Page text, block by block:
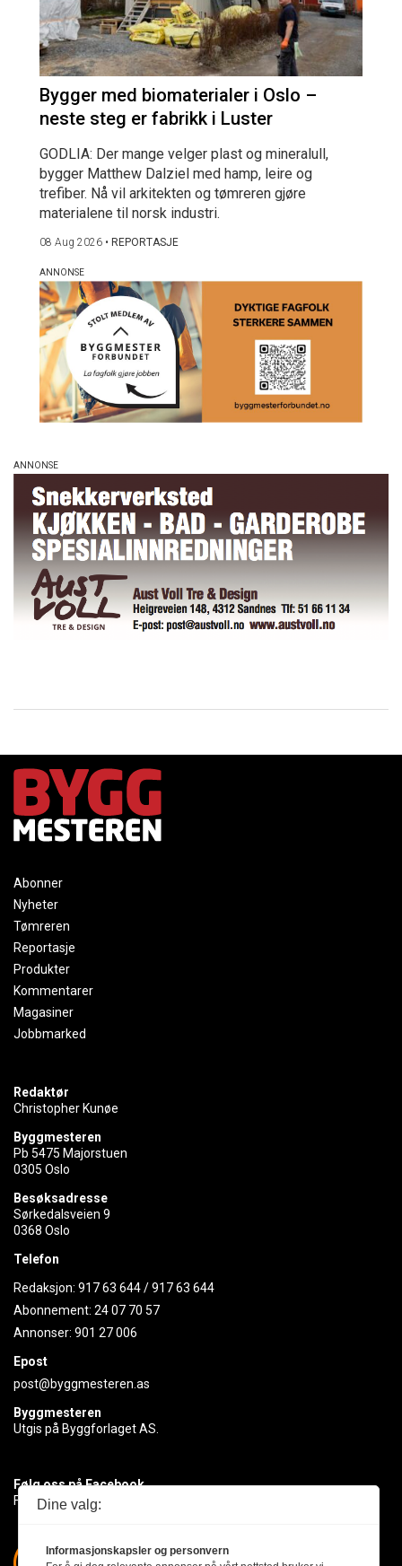
Bygger med biomaterialer i Oslo –
neste steg er fabrikk i Luster
GODLIA: Der mange velger plast og mineralull,
bygger Matthew Dalziel med hamp, leire og
trefiber. Nå vil arkitekten og tømreren gjøre
materialene til norsk industri.
08 Aug 2026 • REPORTASJE
Abonner
Nyheter
Tømreren
Reportasje
Produkter
Kommentarer
Magasiner
Jobbmarked
Redaktør
Christopher Kunøe
Byggmesteren
Pb 5475 Majorstuen
0305 Oslo
Besøksadresse
Sørkedalsveien 9
0368 Oslo
Telefon
Redaksjon: 917 63 644/917 63 644
Abonnement: 24 07 70 57
Annonser: 901 27 006
Epost
post@byggmesteren.as
Byggmesteren
Utgis på Byggforlaget AS.
Følg oss på Facebook
Få med deg det siste innen byggebransjen
Dine valg:
Informasjonskapsler og personvern